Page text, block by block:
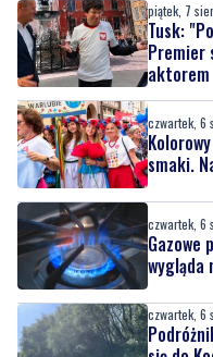
piątek, 7
Tusk:
Premier
aktorem
czwartek, 6
smaki.
czwartek, 6
Gazowe
wygląda
czwartek, 6